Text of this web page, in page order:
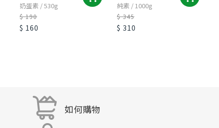
奶蛋素 / 530g
$ 190
$ 160
純素 / 1000g
$ 345
$ 310
如何購物